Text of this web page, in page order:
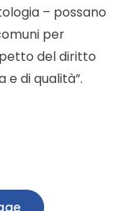
– possano
per
del diritto
e di qualità”.